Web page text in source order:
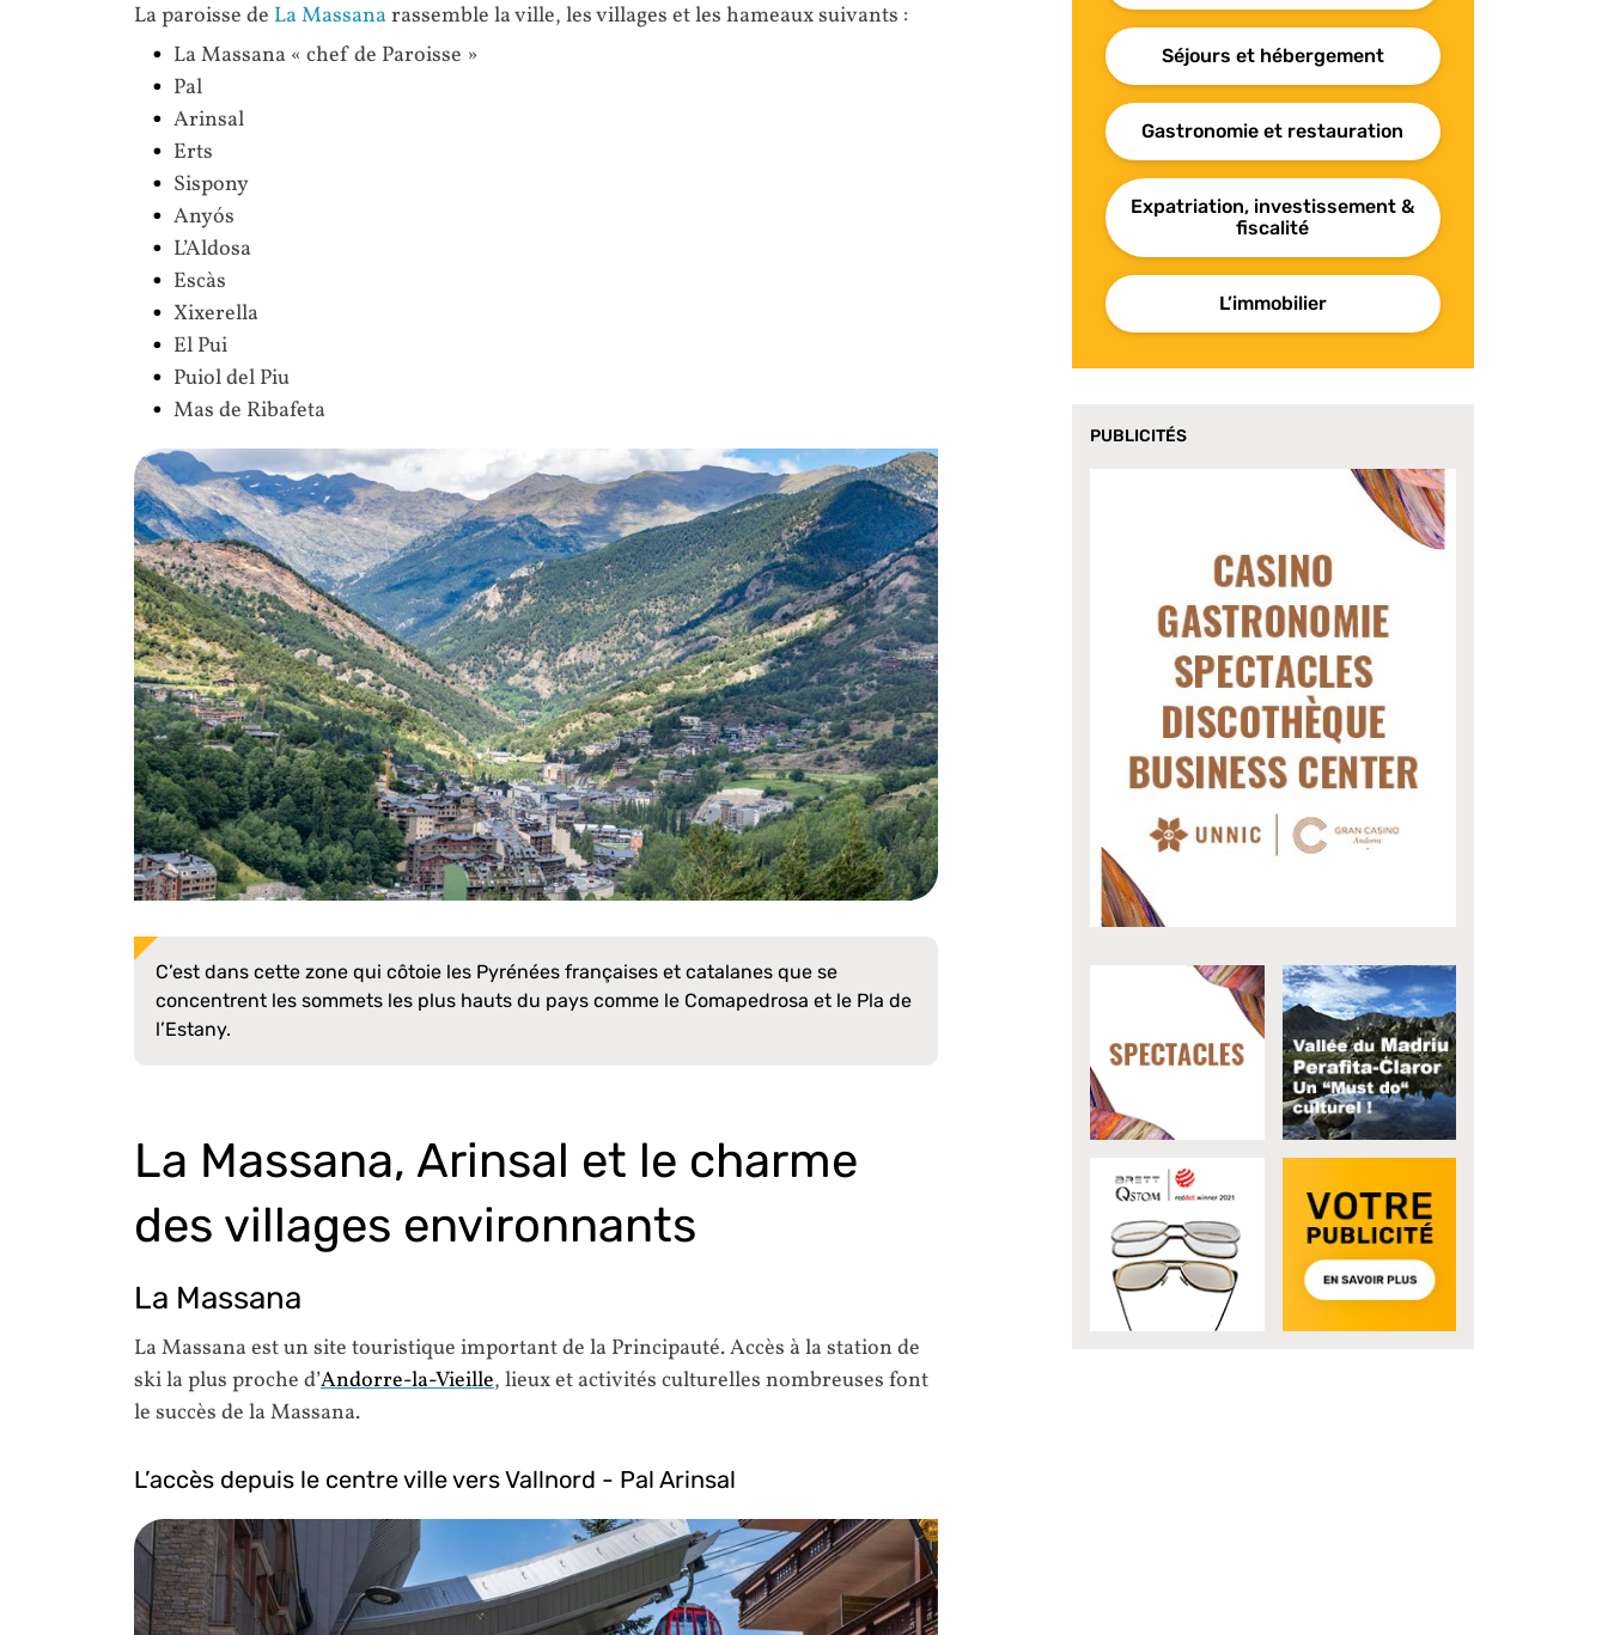
La paroisse de La Massanarassemble la ville, les villages et les hameaux suivants :
La Massana « chef de Paroisse »
Pal
Arinsal
Erts
Sispony
Anyós
L’Aldosa
Escàs
Xixerella
El Pui
Puiol del Piu
Mas de Ribafeta
C’est dans cette zone qui côtoie les Pyrénées françaises et catalanes que se
concentrent les sommets les plus hauts du pays comme le Comapedrosa et le Pla de
l’Estany.
La Massana, Arinsal et le charme
des villages environnants
La Massana
La Massana est un site touristique important de la Principauté. Accès à la station de
ski la plus proche d’Andorre-la-Vieille, lieux et activités culturelles nombreuses font
le succès de la Massana.
L’accès depuis le centre ville vers Vallnord - Pal Arinsal
Séjours et hébergement
Gastronomie et restauration
Expatriation, investissement &
fiscalité
L’immobilier
PUBLICITÉS